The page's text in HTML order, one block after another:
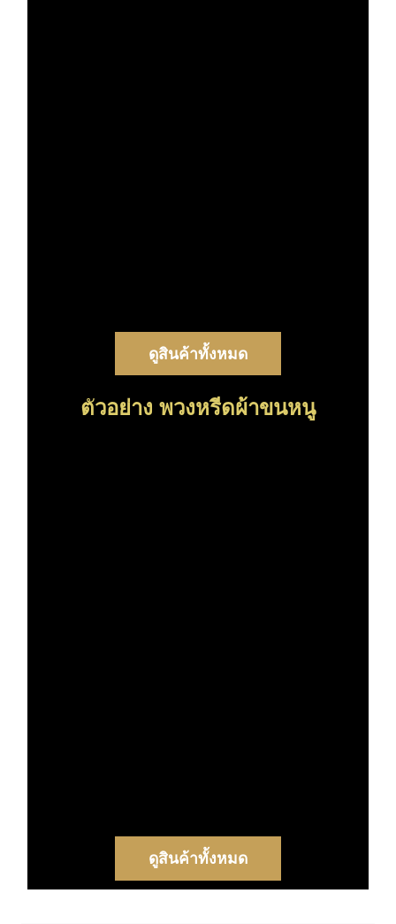
ดูสินค้าทั้งหมด
ตวอย่าง พวงหรีดผ้าขนหนู
ดูสินค้าทั้งหมด